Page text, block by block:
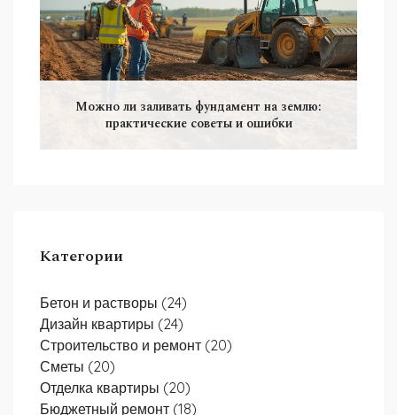
Можно ли заливать фундамент на землю:
практические советы и ошибки
Категории
Бетон и растворы (24)
Дизайн квартиры (24)
Строительство и ремонт (20)
Сметы (20)
Отделка квартиры (20)
Бюджетный ремонт (18)